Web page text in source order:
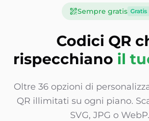
Sempre gratis Gratis
Codici QR
rispecchiano il
Oltre 36 opzioni di
QR illimitati su ogni piano.
SVG, JPG o WebP.